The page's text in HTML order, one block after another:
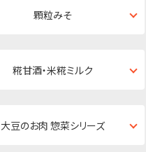
顆粒みそ
糀甘酒・米糀ミルク
大豆のお肉 惣菜シリーズ